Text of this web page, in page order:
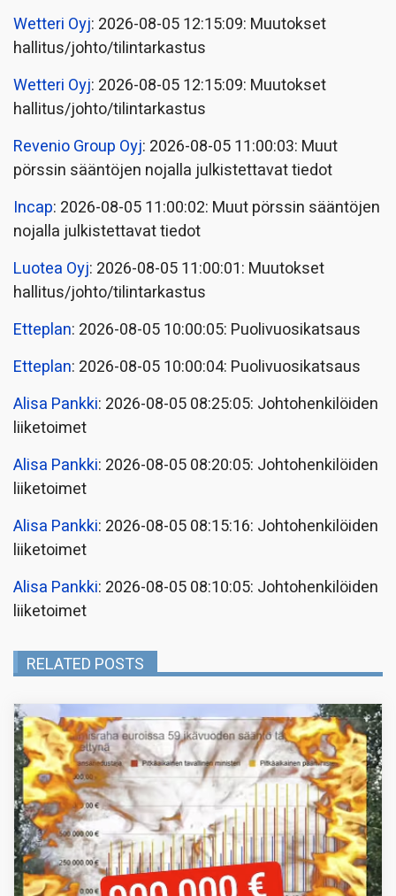
Wetteri Oyj: 2026-08-05 12:15:09: Muutokset
hallitus/johto/tilintarkastus
Wetteri Oyj: 2026-08-05 12:15:09: Muutokset
hallitus/johto/tilintarkastus
Revenio Group Oyj: 2026-08-05 11:00:03: Muut
pörssin sääntöjen nojalla julkistettavat tiedot
Incap: 2026-08-05 11:00:02: Muut pörssin sääntöjen
nojalla julkistettavat tiedot
Luotea Oyj: 2026-08-05 11:00:01: Muutokset
hallitus/johto/tilintarkastus
Etteplan: 2026-08-05 10:00:05: Puolivuosikatsaus
Etteplan: 2026-08-05 10:00:04: Puolivuosikatsaus
Alisa Pankki: 2026-08-05 08:25:05: Johtohenkilöiden
liiketoimet
Alisa Pankki: 2026-08-05 08:20:05: Johtohenkilöiden
liiketoimet
Alisa Pankki: 2026-08-05 08:15:16: Johtohenkilöiden
liiketoimet
Alisa Pankki: 2026-08-05 08:10:05: Johtohenkilöiden
liiketoimet
RELATED POSTS